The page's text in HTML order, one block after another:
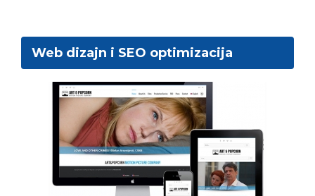
Web dizajn i SEO optimizacija